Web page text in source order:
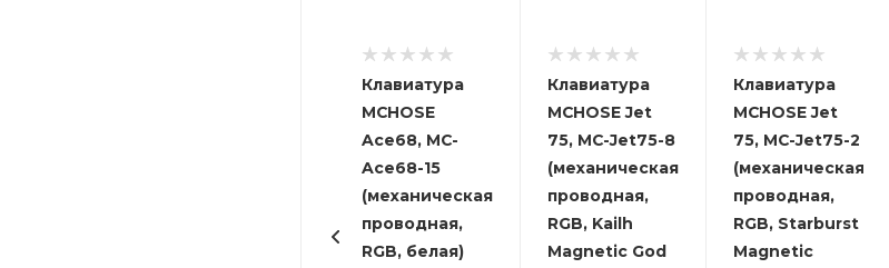
Клавиатура
MCHOSE
Ace68, MC-
Ace68-15
(механическая,
проводная,
RGB, белая)
Клавиатура
MCHOSE Jet
75, MC-Jet75-8
(механическая,
проводная,
RGB, Kailh
Magnetic God
Клавиатура
MCHOSE Jet
75, MC-Jet75-2
(механическая,
проводная,
RGB, Starburst
Magnetic